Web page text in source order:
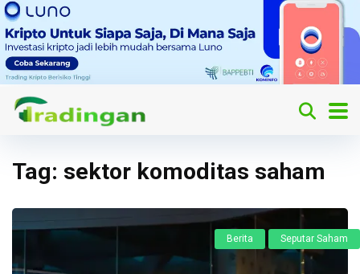
Tag: sektor komoditas saham
Berita Seputar Saham